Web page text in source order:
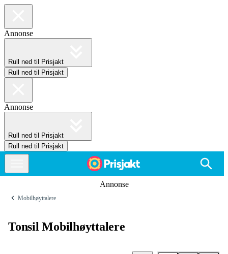
Annonse
Rull ned til Prisjakt
Rull ned til Prisjakt
Annonse
Rull ned til Prisjakt
Rull ned til Prisjakt
Annonse
Mobilhøyttalere
Tonsil Mobilhøyttalere